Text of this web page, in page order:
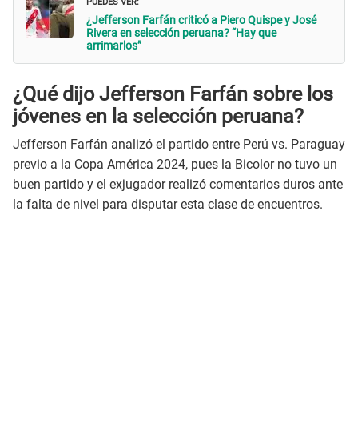
¿Jefferson Farfán criticó a Piero Quispe y José
Rivera en selección peruana? “Hay que
arrimarlos”
¿Qué dijo Jefferson Farfán sobre los
jóvenes en la selección peruana?
Jefferson Farfán analizó el partido entre Perú vs. Paraguay
previo a la Copa América 2024, pues la Bicolor no tuvo un
buen partido y el exjugador realizó comentarios duros ante
la falta de nivel para disputar esta clase de encuentros.